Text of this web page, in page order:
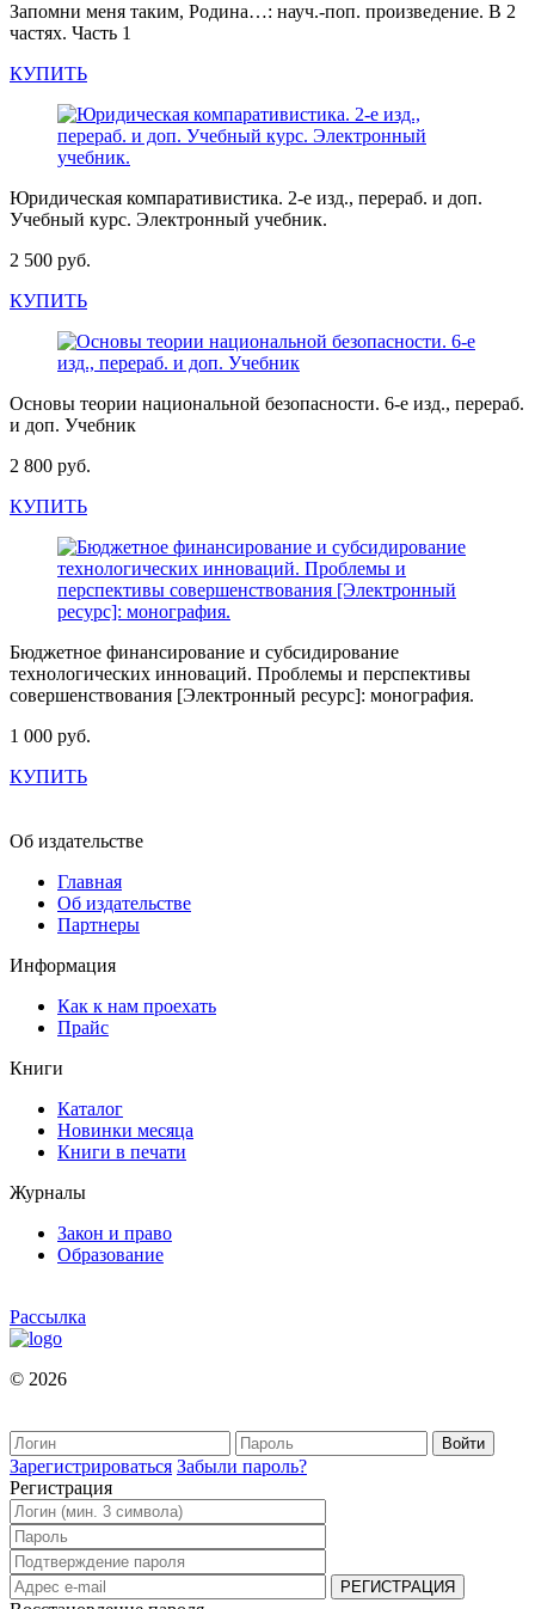
Запомни меня таким, Родина…: науч.-поп. произведение. В 2
частях. Часть 1
КУПИТЬ
Юридическая компаративистика. 2-е изд., перераб. и доп.
Учебный курс. Электронный учебник.
2 500 руб.
КУПИТЬ
Основы теории национальной безопасности. 6-е изд., перераб.
и доп. Учебник
2 800 руб.
КУПИТЬ
Бюджетное финансирование и субсидирование
технологических инноваций. Проблемы и перспективы
совершенствования [Электронный ресурс]: монография.
1 000 руб.
КУПИТЬ
Об издательстве
Главная
Об издательстве
Партнеры
Информация
Как к нам проехать
Прайс
Книги
Каталог
Новинки месяца
Книги в печати
Журналы
Закон и право
Образование
Рассылка
© 2026
Зарегистрироваться Забыли пароль?
Регистрация